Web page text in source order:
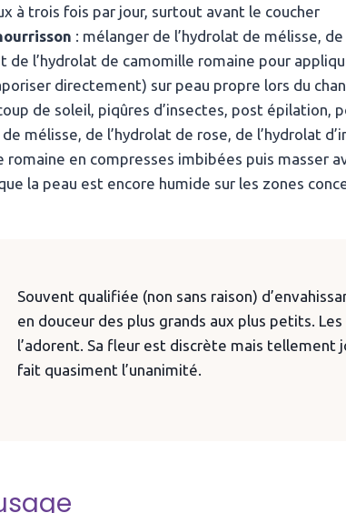
à trois fois par jour, surtout avant le coucher
: mélanger de l’hydrolat de mélisse, de
de l’hydrolat de camomille romaine pour
directement) sur peau propre lors du
de soleil, piqûres d’insectes, post épilation,
mélisse, de l’hydrolat de rose, de l’hydrolat
romaine en compresses imbibées puis masser
la peau est encore humide sur les zones
Souvent qualifiée (non sans raison)
en douceur des plus grands aux plus petits.
l’adorent. Sa fleur est discrète mais tellement
fait quasiment l’unanimité.